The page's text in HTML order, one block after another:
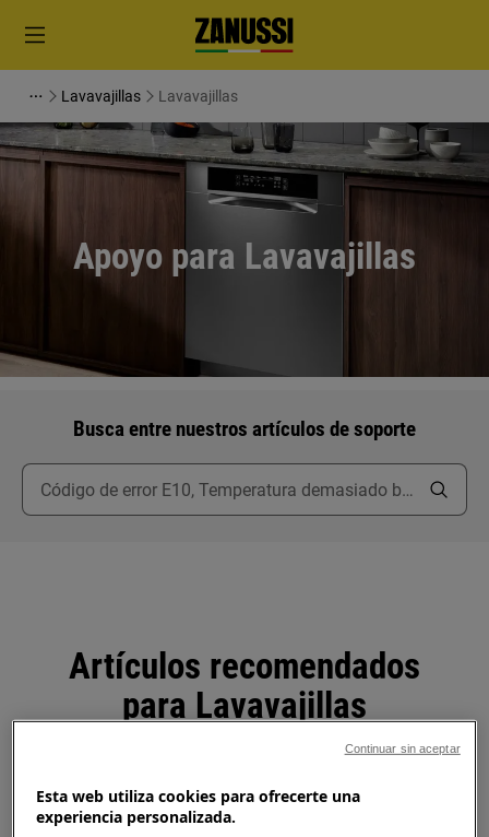
Lavavajillas Lavavajillas
Apoyo para Lavavajillas
Busca entre nuestros artículos de soporte
Artículos recomendados
para Lavavajillas
La lavavajillas está haciendo espuma
Esta web utiliza cookies para ofrecerte una
experiencia personalizada.
Continuar sin aceptar